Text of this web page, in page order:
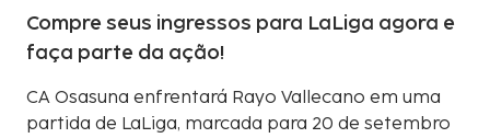
Compre seus ingressos para LaLiga agora e
faça parte da ação!
CA Osasuna enfrentará Rayo Vallecano em uma
partida de LaLiga, marcada para 20 de setembro